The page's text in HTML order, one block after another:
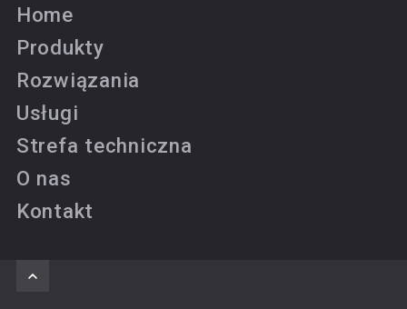
Home
Produkty
Rozwiązania
Usługi
Strefa techniczna
O nas
Kontakt